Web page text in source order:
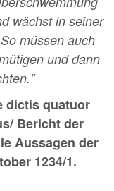
wächst in seiner
müssen auch
und dann
dictis quatuor
Bericht der
Aussagen der
1234/1.